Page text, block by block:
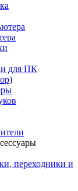
для ПК
переходники и